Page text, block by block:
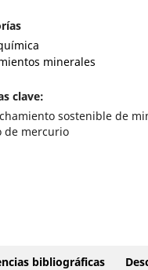
minerales
clave:
sostenible de
de mercurio
bibliográficas